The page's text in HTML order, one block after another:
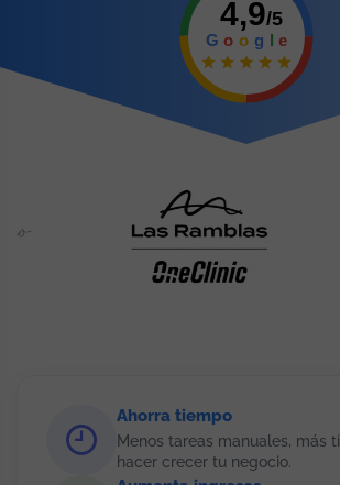
Ahorra tiempo
Menos tareas manuales, más
hacer crecer tu negocio.